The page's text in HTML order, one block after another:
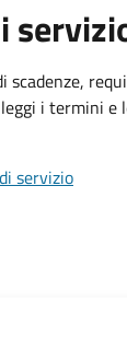
scadenze,
i termini e
servizio